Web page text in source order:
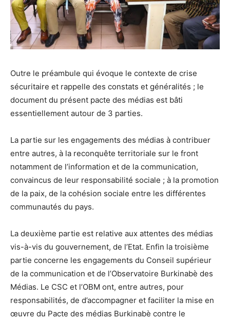
Outre le préambule qui évoque le contexte de crise
sécuritaire et rappelle des constats et généralités ; le
document du présent pacte des médias est bâti
essentiellement autour de 3 parties.
La partie sur les engagements des médias à contribuer
entre autres, à la reconquête territoriale sur le front
notamment de l’information et de la communication,
convaincus de leur responsabilité sociale ; à la promotion
de la paix, de la cohésion sociale entre les différentes
communautés du pays.
La deuxième partie est relative aux attentes des médias
vis-à-vis du gouvernement, de l’Etat. Enfin la troisième
partie concerne les engagements du Conseil supérieur
de la communication et de l’Observatoire Burkinabè des
Médias. Le CSC et l’OBM ont, entre autres, pour
responsabilités, de d’accompagner et faciliter la mise en
œuvre du Pacte des médias Burkinabè contre le